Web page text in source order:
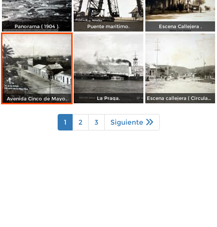
Panorama ( 1904 ). Puente maritimo. Escena Callejera .
Avenida Cinco de Mayo. La Praga. Escena callejera ( Circulada el 29 de Octubre de 1922 ).
1 2 3 Siguiente